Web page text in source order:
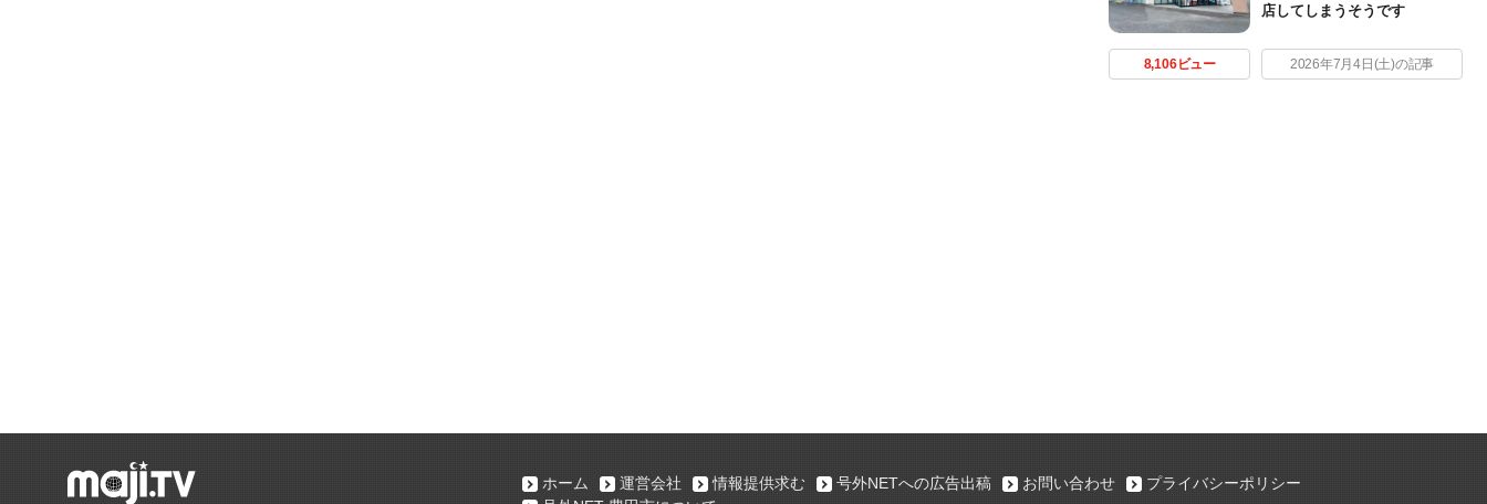
店してしまうそうです
8,106ビュー 2026年7月4日(土)の記事
ホーム 運営会社 情報提供求む 号外NETへの広告出稿 お問い合わせ
プライバシーポリシー